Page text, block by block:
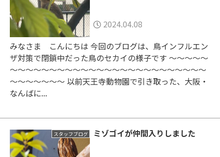
2024.04.08
みなさま こんにちは 今回のブログは、鳥インフルエン
ザ対策で閉鎖中だった鳥のセカイの様子です ～～～～～
～～～～～～～～～～～～～～～～～～～～～～～～～
～～～～～～～ 以前天王寺動物園で引き取った、大阪・
なんばに...
スタッフブログ ミゾゴイが仲間入りしました